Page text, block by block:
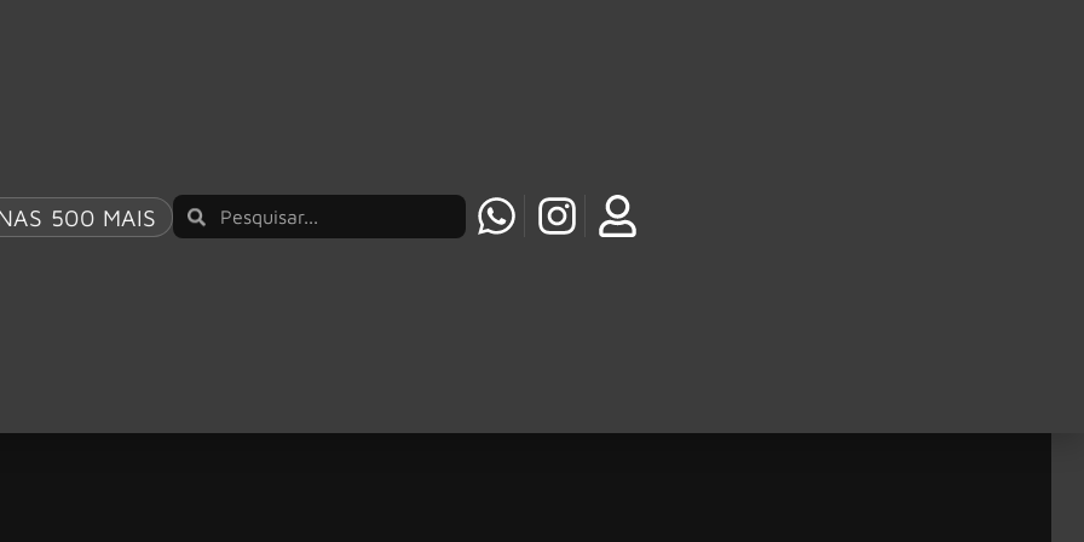
500 MAIS